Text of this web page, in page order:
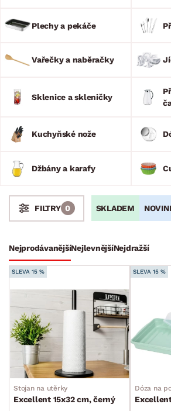
Plechy a pekáče
Vařečky a naběračky
Sklenice a skleničky
Kuchyňské nože
Džbány a karafy
Dekorace
Stolování a vaření
Hrnce
Metly a mašlovačky
Mísy a misky
Obracečky
Ostatní kuchyňské pomůcky
SKLADEM
FILTRY 0
NejprodávanějšíNejlevnějšíNejdražší
SLEVA 15 %
Stojan na utěrky
Excellent 15x32 cm, černý
SLEVA 15 %
Dóza na